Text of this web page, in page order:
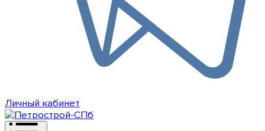
Личный кабинет